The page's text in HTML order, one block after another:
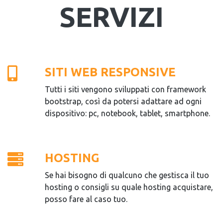
SERVIZI
SITI WEB RESPONSIVE
Tutti i siti vengono sviluppati con framework
bootstrap, così da potersi adattare ad ogni
dispositivo: pc, notebook, tablet, smartphone.
HOSTING
Se hai bisogno di qualcuno che gestisca il tuo
hosting o consigli su quale hosting acquistare,
posso fare al caso tuo.